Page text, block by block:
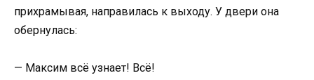
прихрамывая, направилась к выходу. У двери она
обернулась:
— Максим всё узнает! Всё!